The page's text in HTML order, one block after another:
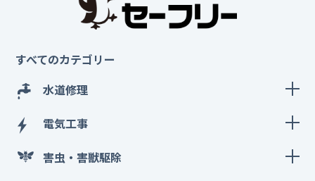
すべてのカテゴリー
水道修理
電気工事
害虫・害獣駆除